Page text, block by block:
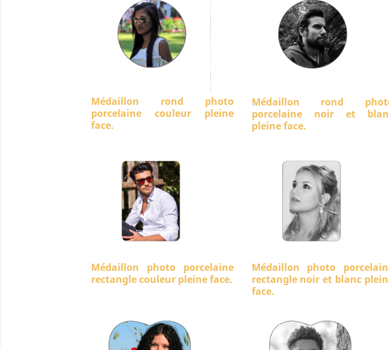
Médaillon rond photo
porcelaine couleur pleine
face.
Médaillon rond
porcelaine noir et
pleine face.
Médaillon photo porcelaine
rectangle couleur pleine face.
Médaillon photo
rectangle noir et blanc
face.